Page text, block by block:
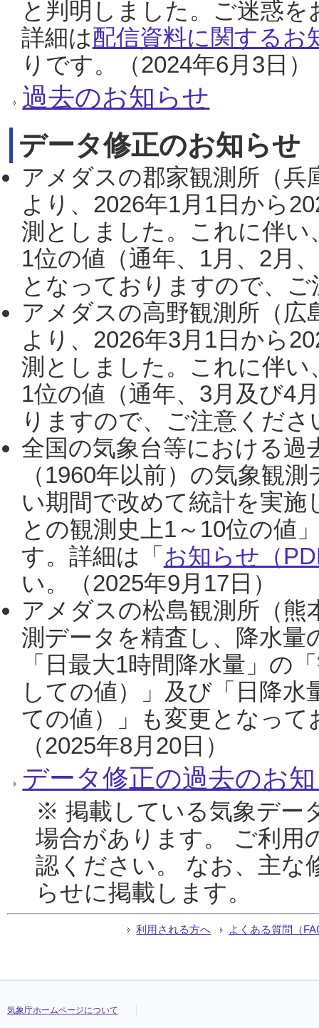
と判明しました。ご迷惑
詳細は配信資料に関するお
りです。（2024年6月3日）
過去のお知らせ
データ修正のお知らせ
アメダスの郡家観測所（
より、2026年1月1日から
測としました。これに伴い
1位の値（通年、1月、2月
となっておりますので、
アメダスの高野観測所（
より、2026年3月1日から
測としました。これに伴い
1位の値（通年、3月及び4
りますので、ご注意くだ
全国の気象台等における過
（1960年以前）の気象観
い期間で改めて統計を実
との観測史上1～10位の値
す。詳細は「 お知らせ（
い。（2025年9月17日）
アメダスの松島観測所（熊
測データを精査し、降水
「日最大1時間降水量」の
しての値）」及び「日降
ての値）」も変更となっ
（2025年8月20日）
データ修正の過去のお
※ 掲載している気象デー
場合があります。 ご利用
認ください。 なお、主な
らせに掲載します。
利用される方へ よくある質問（
気象庁ホームページについて